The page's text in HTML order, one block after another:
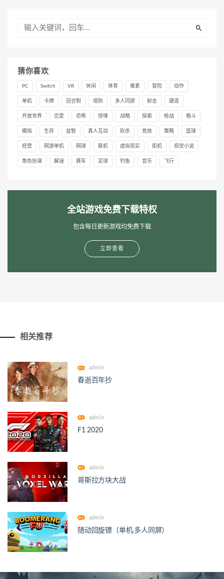
猜你喜欢
PC Switch VR 休闲 体育 像素 冒险 动作
单机 卡牌 回合制 塔防 多人同屏 射击 建造
开放世界 恋爱 恐怖 惊悚 战略 探索 枪战 格斗
模拟 生存 益智 真人互动 砍杀 竞技 策略 篮球
经营 网游单机 网球 联机 虚拟现实 街机 视觉小说
角色扮演 解谜 赛车 足球 钓鱼 音乐 飞行
全站游戏免费下载特权
包含每日更新游戏均免费下载
立即查看
相关推荐
admin
春逝百年抄
admin
F1 2020
admin
哥斯拉方块大战
admin
随动回旋镖（单机.多人同屏）